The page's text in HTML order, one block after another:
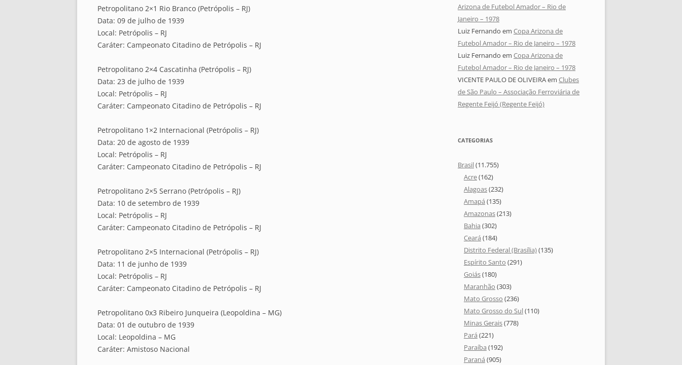
Petropolitano 2×1 Rio Branco (Petrópolis – RJ)
Data: 09 de julho de 1939
Local: Petrópolis – RJ
Caráter: Campeonato Citadino de Petrópolis – RJ
Petropolitano 2×4 Cascatinha (Petrópolis – RJ)
Data: 23 de julho de 1939
Local: Petrópolis – RJ
Caráter: Campeonato Citadino de Petrópolis – RJ
Petropolitano 1×2 Internacional (Petrópolis – RJ)
Data: 20 de agosto de 1939
Local: Petrópolis – RJ
Caráter: Campeonato Citadino de Petrópolis – RJ
Petropolitano 2×5 Serrano (Petrópolis – RJ)
Data: 10 de setembro de 1939
Local: Petrópolis – RJ
Caráter: Campeonato Citadino de Petrópolis – RJ
Petropolitano 2×5 Internacional (Petrópolis – RJ)
Data: 11 de junho de 1939
Local: Petrópolis – RJ
Caráter: Campeonato Citadino de Petrópolis – RJ
Petropolitano 0x3 Ribeiro Junqueira (Leopoldina – MG)
Data: 01 de outubro de 1939
Local: Leopoldina – MG
Caráter: Amistoso Nacional
Arizona de Futebol Amador – Rio de
Janeiro – 1978
Luiz Fernando em Copa Arizona de
Futebol Amador – Rio de Janeiro – 1978
Luiz Fernando em Copa Arizona de
Futebol Amador – Rio de Janeiro – 1978
VICENTE PAULO DE OLIVEIRAem Clubes
de São Paulo – Associação Ferroviária de
Regente Feijó (Regente Feijó)
CATEGORIAS
Brasil(11.755)
Acre(162)
Alagoas(232)
Amapá (135)
Amazonas(213)
Bahia (302)
Ceará (184)
Distrito Federal (Brasília)(135)
Espírito Santo (291)
Goiás(180)
Maranhão (303)
Mato Grosso (236)
Mato Grosso do Sul(110)
Minas Gerais(778)
Pará (221)
Paraíba (192)
Paraná (905)